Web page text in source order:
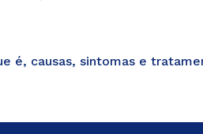
é, causas, sintomas e